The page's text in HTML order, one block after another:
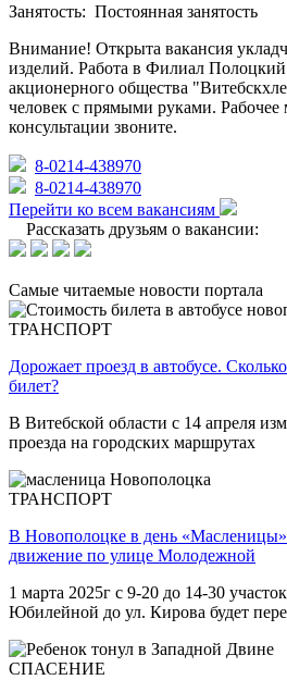
Занятость: Постоянная занятость
Внимание! Открыта вакансия
изделий. Работа в Филиал
акционерного общества
человек с прямыми руками.
консультации звоните.
8-0214-438970
8-0214-438970
Перейти ко всем вакансиям
Рассказать друзьям о вакансии:
Самые читаемые новости портала
ТРАНСПОРТ
Дорожает проезд в автобусе.
билет?
В Витебской области с 14 апреля
проезда на городских маршрутах
ТРАНСПОРТ
В Новополоцке в день «Масленицы»
движение по улице Молодежной
1 марта 2025г с 9-20 до 14-30
Юбилейной до ул. Кирова будет
СПАСЕНИЕ